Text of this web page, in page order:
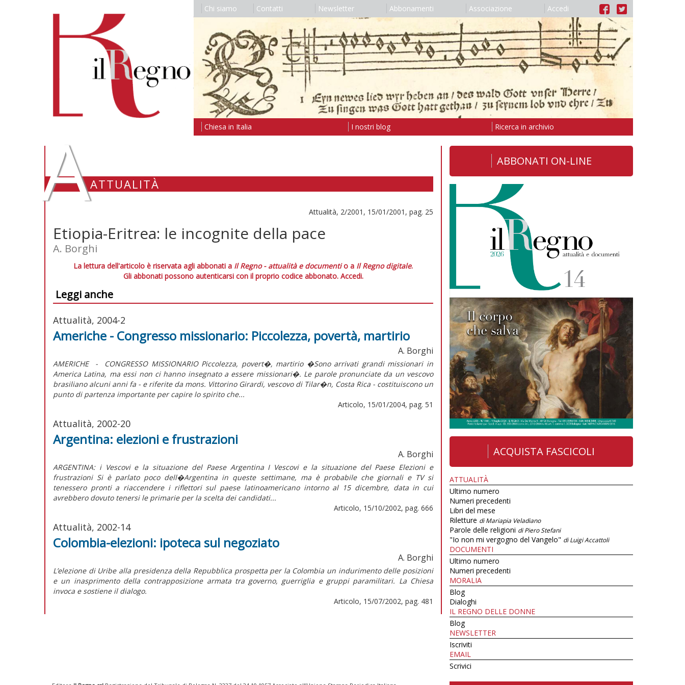
Chi siamo Contatti Newsletter Abbonamenti Associazione Accedi
Chiesa in Italia I nostri blog Ricerca in archivio
AATTUALITÀ
Attualità, 2/2001, 15/01/2001, pag. 25
Etiopia-Eritrea: le incognite della pace
A. Borghi
La lettura dell'articolo è riservata agli abbonati a Il Regno - attualità e documentio a Il Regno digitale.
Gli abbonati possono autenticarsi con il proprio codice abbonato. Accedi.
Leggi anche
Attualità, 2004-2
Americhe - Congresso missionario: Piccolezza, povertà, martirio
A. Borghi
AMERICHE - CONGRESSO MISSIONARIO Piccolezza, povert�, martirio �Sono arrivati grandi missionari in
America Latina, ma essi non ci hanno insegnato a essere missionari�. Le parole pronunciate da un vescovo
brasiliano alcuni anni fa - e riferite da mons. Vittorino Girardi, vescovo di Tilar�n, Costa Rica - costituiscono un
punto di partenza importante per capire lo spirito che...
Articolo, 15/01/2004, pag. 51
Attualità, 2002-20
Argentina: elezioni e frustrazioni
A. Borghi
ARGENTINA: i Vescovi e la situazione del Paese Argentina I Vescovi e la situazione del Paese Elezioni e
frustrazioni Si è parlato poco dell�Argentina in queste settimane, ma è probabile che giornali e TV si
tenessero pronti a riaccendere i riflettori sul paese latinoamericano intorno al 15 dicembre, data in cui
avrebbero dovuto tenersi le primarie per la scelta dei candidati...
Articolo, 15/10/2002, pag. 666
Attualità, 2002-14
Colombia-elezioni: ipoteca sul negoziato
A. Borghi
L’elezione di Uribe alla presidenza della Repubblica prospetta per la Colombia un indurimento delle posizioni
e un inasprimento della contrapposizione armata tra governo, guerriglia e gruppi paramilitari. La Chiesa
invoca e sostiene il dialogo.
Articolo, 15/07/2002, pag. 481
ABBONATI ON-LINE
ACQUISTA FASCICOLI
ATTUALITÀ
Ultimo numero
Numeri precedenti
Libri del mese
Riletture di Mariapia Veladiano
Parole delle religioni di Piero Stefani
"Io non mi vergogno del Vangelo" di Luigi Accattoli
DOCUMENTI
Ultimo numero
Numeri precedenti
MORALIA
Blog
Dialoghi
IL REGNO DELLE DONNE
Blog
NEWSLETTER
Iscriviti
EMAIL
Scrivici